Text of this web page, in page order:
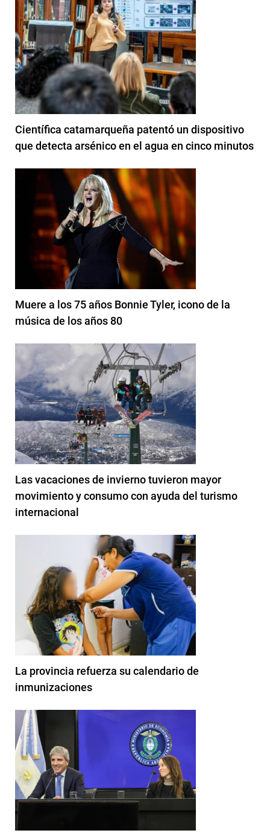
Científica catamarqueña patentó un dispositivo
que detecta arsénico en el agua en cinco minutos
Muere a los 75 años Bonnie Tyler, icono de la
música de los años 80
Las vacaciones de invierno tuvieron mayor
movimiento y consumo con ayuda del turismo
internacional
La provincia refuerza su calendario de
inmunizaciones